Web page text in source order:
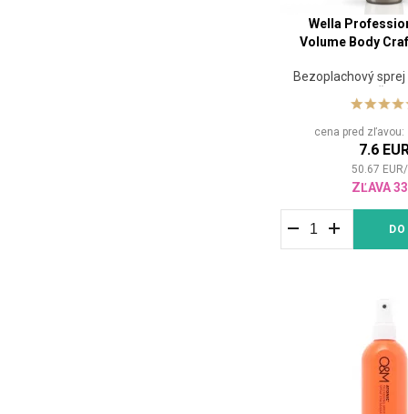
Wella
Volume Body
Bezoplachový
cena pred zľavou:
7.6
50.67 EUR/
ZĽAVA